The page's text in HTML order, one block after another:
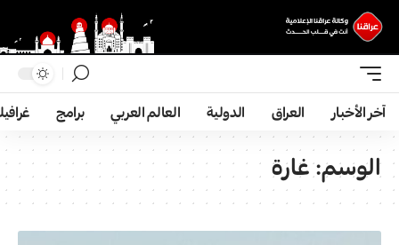
آخر الأخبار العراق الدولية العالم العربي برامج
الوسم:غارة